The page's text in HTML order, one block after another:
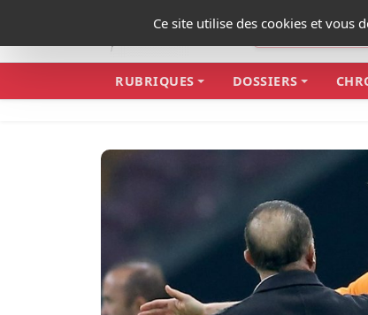
Ce site utilise des cookies et vous
RUBRIQUES DOSSIERS